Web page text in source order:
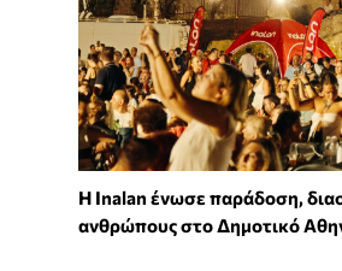
Η Inalan ένωσε παράδοση,
ανθρώπους στο Δημοτικό